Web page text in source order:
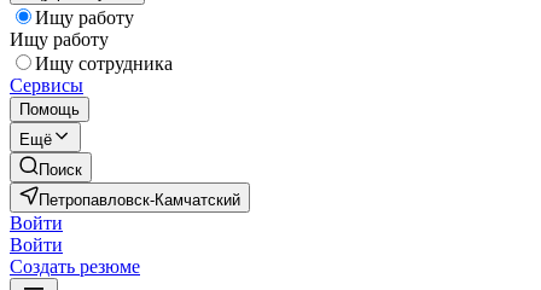
Ищу работу
Ищу работу
Ищу сотрудника
Сервисы
Помощь
Ещё
Поиск
Петропавловск-Камчатский
Войти
Войти
Создать резюме